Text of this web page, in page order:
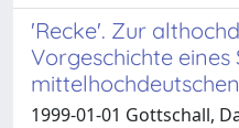
'Recke'. Zur
Vorgeschichte
1999-01-01 Gottschall,